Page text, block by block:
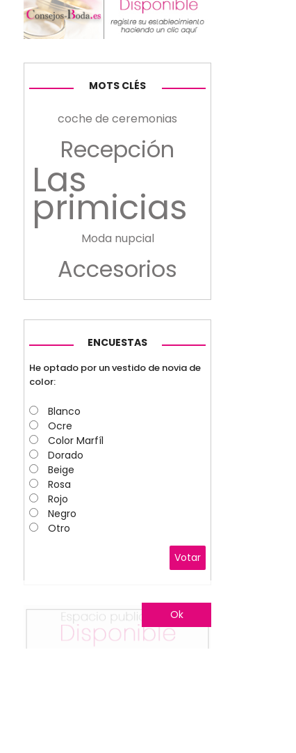
MOTS CLÉS
coche de ceremonias
Recepción
Las
primicias
Moda nupcial
Accesorios
ENCUESTAS
He optado por un vestido de novia de
color:
Blanco
Ocre
Color Marfíl
Dorado
Beige
Rosa
Rojo
Negro
Otro
Votar
Ok